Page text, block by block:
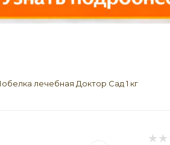
лечебная Доктор Сад 1 кг